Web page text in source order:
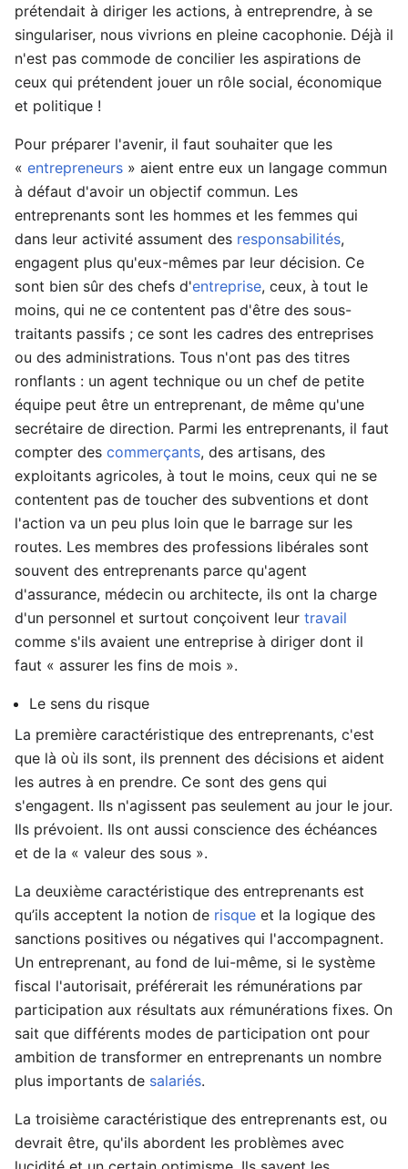
prétendait à diriger les actions, à entreprendre, à se
singulariser, nous vivrions en pleine cacophonie. Déjà il
n'est pas commode de concilier les aspirations de
ceux qui prétendent jouer un rôle social, économique
et politique !
Pour préparer l'avenir, il faut souhaiter que les
« entrepreneurs » aient entre eux un langage commun
à défaut d'avoir un objectif commun. Les
entreprenants sont les hommes et les femmes qui
dans leur activité assument des responsabilités,
engagent plus qu'eux-mêmes par leur décision. Ce
sont bien sûr des chefs d'entreprise, ceux, à tout le
moins, qui ne ce contentent pas d'être des sous-
traitants passifs ; ce sont les cadres des entreprises
ou des administrations. Tous n'ont pas des titres
ronflants : un agent technique ou un chef de petite
équipe peut être un entreprenant, de même qu'une
secrétaire de direction. Parmi les entreprenants, il faut
compter des commerçants, des artisans, des
exploitants agricoles, à tout le moins, ceux qui ne se
contentent pas de toucher des subventions et dont
l'action va un peu plus loin que le barrage sur les
routes. Les membres des professions libérales sont
souvent des entreprenants parce qu'agent
d'assurance, médecin ou architecte, ils ont la charge
d'un personnel et surtout conçoivent leur travail
comme s'ils avaient une entreprise à diriger dont il
faut « assurer les fins de mois ».
Le sens du risque
La première caractéristique des entreprenants, c'est
que là où ils sont, ils prennent des décisions et aident
les autres à en prendre. Ce sont des gens qui
s'engagent. Ils n'agissent pas seulement au jour le jour.
Ils prévoient. Ils ont aussi conscience des échéances
et de la « valeur des sous ».
La deuxième caractéristique des entreprenants est
qu’ils acceptent la notion de risque et la logique des
sanctions positives ou négatives qui l'accompagnent.
Un entreprenant, au fond de lui-même, si le système
fiscal l'autorisait, préférerait les rémunérations par
participation aux résultats aux rémunérations fixes. On
sait que différents modes de participation ont pour
ambition de transformer en entreprenants un nombre
plus importants de salariés.
La troisième caractéristique des entreprenants est, ou
devrait être, qu'ils abordent les problèmes avec